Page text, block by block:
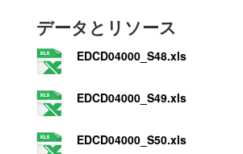
データとリソース
EDCD04000_S48.xls
EDCD04000_S49.xls
EDCD04000_S50.xls